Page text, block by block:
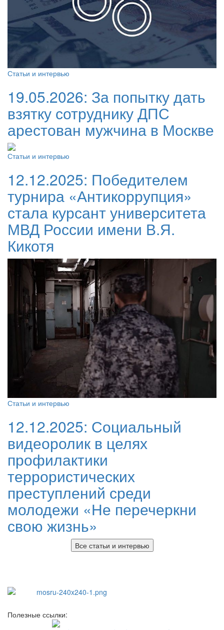
Статьи и интервью
19.05.2026: За попытку дать
взятку сотруднику ДПС
арестован мужчина в Москве
Статьи и интервью
12.12.2025: Победителем
турнира «Антикоррупция»
стала курсант университета
МВД России имени В.Я.
Кикотя
Статьи и интервью
12.12.2025: Социальный
видеоролик в целях
профилактики
террористических
преступлений среди
молодежи «Не перечеркни
свою жизнь»
Все статьи и интервью
Полезные ссылки: